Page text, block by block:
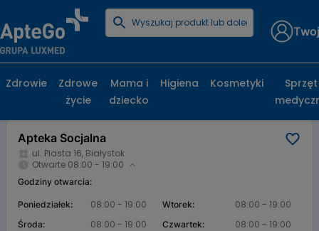
Strona główna
Apteka Socjalna, ul. Piasta 16, Białystok
Karta apteki
Apteka Socjalna
ul. Piasta 16, Białystok
Otwarte 08:00 - 19:00
Godziny otwarcia:
Poniedziałek: 08:00 - 19:00 Wtorek: 08:00 - 19:00
Środa: 08:00 - 19:00 Czwartek: 08:00 - 19:00
Zdrowie
Zdrowe
życie
Mama i
dziecko
Higiena Kosmetyki
Sprzęt